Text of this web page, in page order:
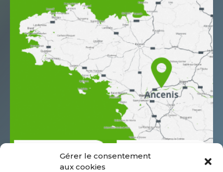
Gérer le consentement
aux cookies